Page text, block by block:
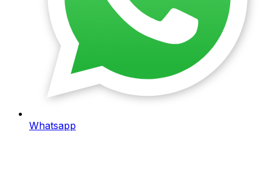
Whatsapp